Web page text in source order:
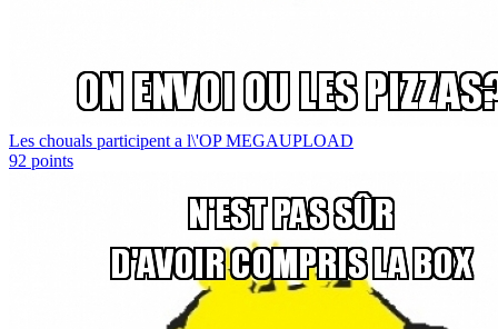
Les chouals participent a l\'OP MEGAUPLOAD
92 points